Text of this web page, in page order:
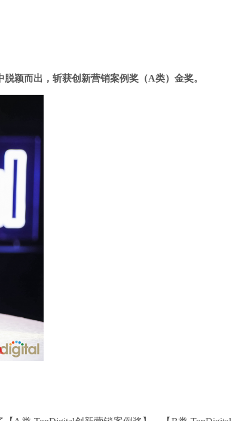
颖而出，斩获创新营销案例奖（A类）金奖。